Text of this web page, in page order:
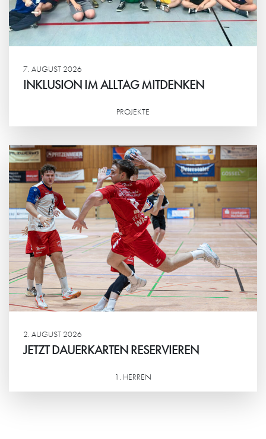
7. AUGUST 2026
INKLUSION IM ALLTAG MITDENKEN
PROJEKTE
2. AUGUST 2026
JETZT DAUERKARTEN RESERVIEREN
1. HERREN